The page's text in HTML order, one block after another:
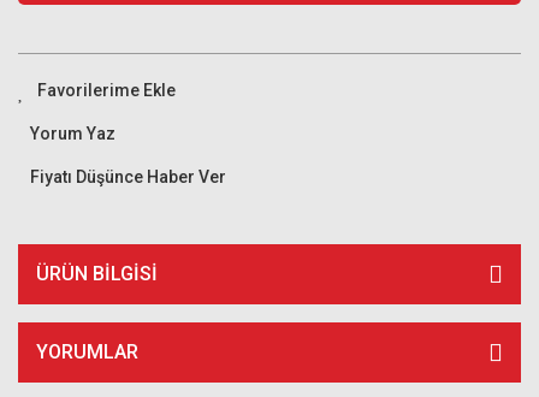
Yorum Yaz
Fiyatı Düşünce Haber Ver
ÜRÜN BILGISI
YORUMLAR